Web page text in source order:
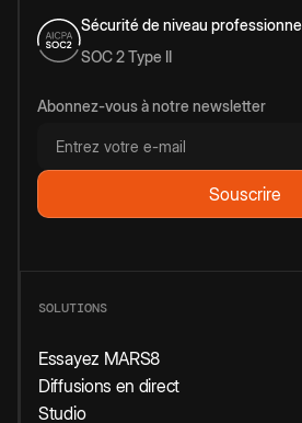
Sécurité de niveau
SOC 2 Type II
Abonnez-vous à notre newsletter
SOLUTIONS
Essayez MARS8
Diffusions en direct
Studio